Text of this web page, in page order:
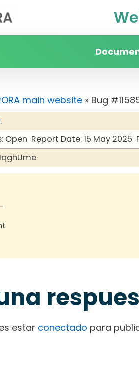
main website » Bug
Open Report Date: 15 May 2025
estar conectado para